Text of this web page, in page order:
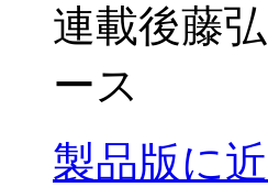
連載後藤
ース
製品版に